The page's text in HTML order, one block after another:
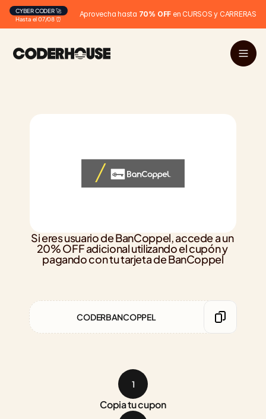
Hasta el 07/08 ⏰
CYBER CODER 🚀 Aprovecha hasta 70% OFF en CURSOS y CARRERAS
Si eres usuario de BanCoppel, accede a un
20% OFF adicional utilizando el cupón y
pagando con tu tarjeta de BanCoppel
CODERBANCOPPEL
1
Copia tu cupon